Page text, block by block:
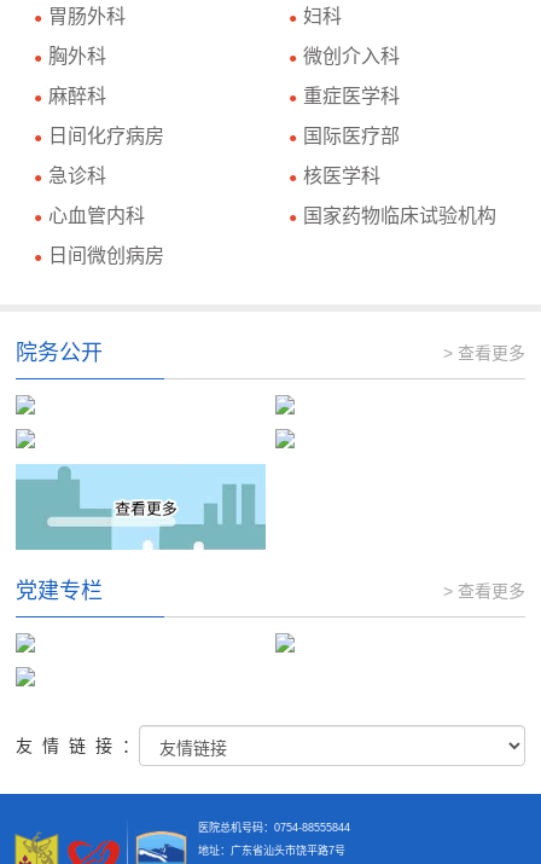
● 胃肠外科 ● 妇科
● 胸外科 ● 微创介入科
● 麻醉科 ● 重症医学科
● 日间化疗病房 ● 国际医疗部
● 急诊科 ● 核医学科
● 心血管内科 ● 国家药物临床试验机构
● 日间微创病房
院务公开 > 查看更多
党建专栏 > 查看更多
友情链接：
医院总机号码：0754-88555844
地址：广东省汕头市饶平路7号